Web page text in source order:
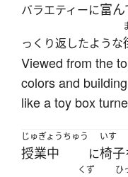
バラエティーに富ん
っくり返したような
Viewed from the
colors and
like a toy box
じゅぎょうちゅう
授業中 に
いす
椅子
くず ひ